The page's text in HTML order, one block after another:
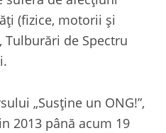
(fizice, motorii şi
Tulburări de Spectru
„Susține un ONG!”,
2013 până acum 19